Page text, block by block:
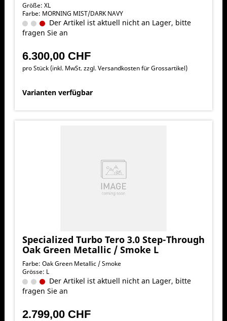
Größe: XL
Farbe: MORNING MIST/DARK NAVY
Der Artikel ist aktuell nicht an Lager, bitte
fragen Sie an
6.300,00 CHF
pro Stück (inkl. MwSt. zzgl.Versandkosten für Grossartikel)
Varianten verfügbar
Specialized Turbo Tero 3.0 Step-Through
Oak Green Metallic / Smoke L
Farbe: Oak Green Metallic / Smoke
Grösse: L
Der Artikel ist aktuell nicht an Lager, bitte
fragen Sie an
2.799,00 CHF